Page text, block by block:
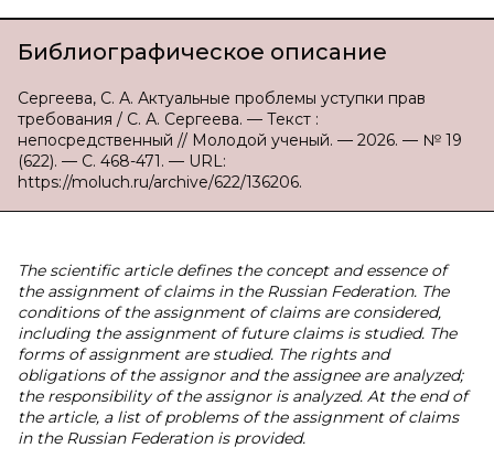
Библиографическое описание
Сергеева, С. А. Актуальные проблемы уступки прав
требования / С. А. Сергеева. — Текст :
непосредственный // Молодой ученый. — 2026. — № 19
(622). — С. 468-471. — URL:
https://moluch.ru/archive/622/136206.
The scientific article defines the concept and essence of
the assignment of claims in the Russian Federation. The
conditions of the assignment of claims are considered,
including the assignment of future claims is studied. The
forms of assignment are studied. The rights and
obligations of the assignor and the assignee are analyzed;
the responsibility of the assignor is analyzed. At the end of
the article, a list of problems of the assignment of claims
in the Russian Federation is provided.